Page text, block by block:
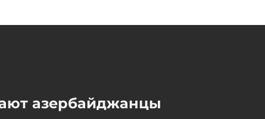
азербайджанцы